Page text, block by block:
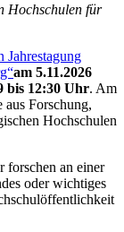
Hochschulen für
Jahrestagung
am 5.11.2026
bis 12:30 Uhr. Am
Forschung,
Hochschulen
forschen an einer
oder wichtiges